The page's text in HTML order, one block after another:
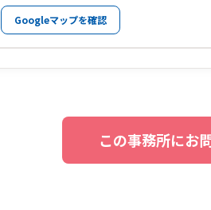
Googleマップを確認
この事務所にお